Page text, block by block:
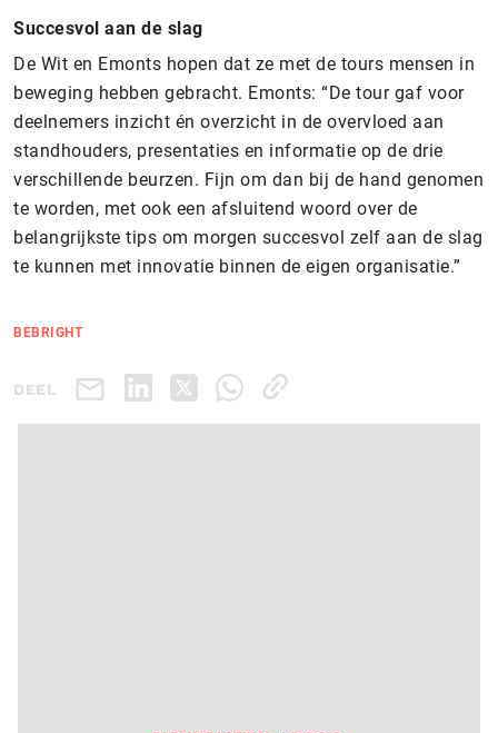
Succesvol aan de slag
De Wit en Emonts hopen dat ze met de tours mensen in
beweging hebben gebracht. Emonts: “De tour gaf voor
deelnemers inzicht én overzicht in de overvloed aan
standhouders, presentaties en informatie op de drie
verschillende beurzen. Fijn om dan bij de hand genomen
te worden, met ook een afsluitend woord over de
belangrijkste tips om morgen succesvol zelf aan de slag
te kunnen met innovatie binnen de eigen organisatie.”
BEBRIGHT
DEEL